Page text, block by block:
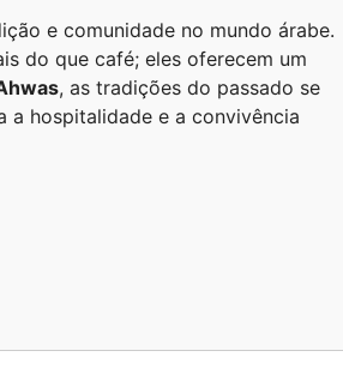
e comunidade no mundo árabe.
do que café; eles oferecem um
, as tradições do passado se
a hospitalidade e a convivência